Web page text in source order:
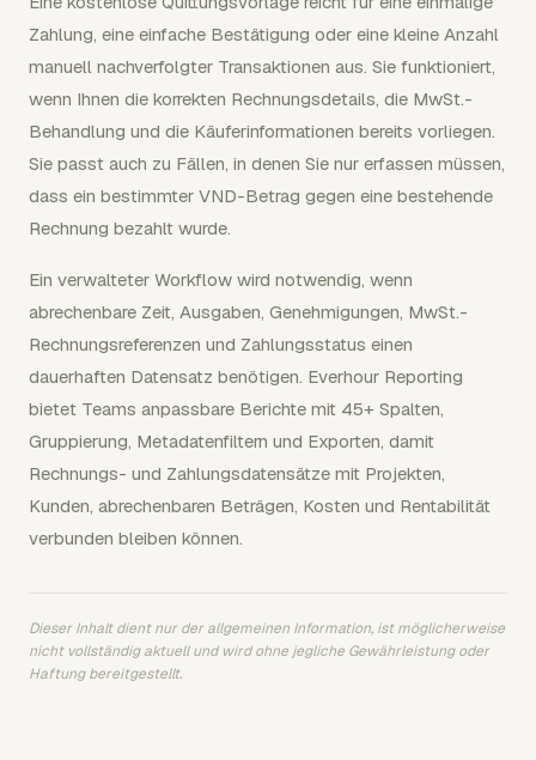
Zahlung, eine einfache Bestätigung oder eine kleine Anzahl
manuell nachverfolgter Transaktionen aus. Sie funktioniert,
wenn Ihnen die korrekten Rechnungsdetails, die MwSt.-
Behandlung und die Käuferinformationen bereits vorliegen.
Sie passt auch zu Fällen, in denen Sie nur erfassen müssen,
dass ein bestimmter VND-Betrag gegen eine bestehende
Rechnung bezahlt wurde.
Ein verwalteter Workflow wird notwendig, wenn
abrechenbare Zeit, Ausgaben, Genehmigungen, MwSt.-
Rechnungsreferenzen und Zahlungsstatus einen
dauerhaften Datensatz benötigen. Everhour Reporting
bietet Teams anpassbare Berichte mit 45+ Spalten,
Gruppierung, Metadatenfiltern und Exporten, damit
Rechnungs- und Zahlungsdatensätze mit Projekten,
Kunden, abrechenbaren Beträgen, Kosten und Rentabilität
verbunden bleiben können.
Dieser Inhalt dient nur der allgemeinen Information, ist möglicherweise
nicht vollständig aktuell und wird ohne jegliche Gewährleistung oder
Haftung bereitgestellt.